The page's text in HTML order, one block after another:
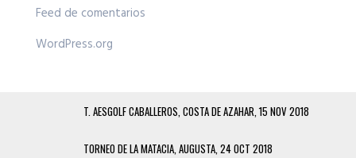
Feed de comentarios
WordPress.org
T. AESGOLF CABALLEROS, COSTA DE AZAHAR, 15 NOV 2018
TORNEO DE LA MATACIA, AUGUSTA, 24 OCT 2018